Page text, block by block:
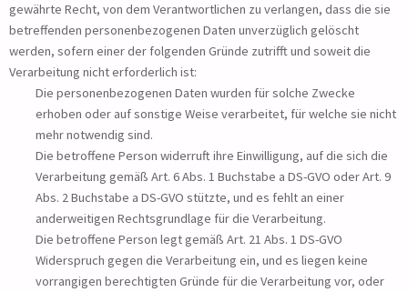
gewährte Recht, von dem Verantwortlichen zu verlangen, dass die sie
betreffenden personenbezogenen Daten unverzüglich gelöscht
werden, sofern einer der folgenden Gründe zutrifft und soweit die
Verarbeitung nicht erforderlich ist:
Die personenbezogenen Daten wurden für solche Zwecke
erhoben oder auf sonstige Weise verarbeitet, für welche sie nicht
mehr notwendig sind.
Die betroffene Person widerruft ihre Einwilligung, auf die sich die
Verarbeitung gemäß Art. 6 Abs. 1 Buchstabe a DS-GVO oder Art. 9
Abs. 2 Buchstabe a DS-GVO stützte, und es fehlt an einer
anderweitigen Rechtsgrundlage für die Verarbeitung.
Die betroffene Person legt gemäß Art. 21 Abs. 1 DS-GVO
Widerspruch gegen die Verarbeitung ein, und es liegen keine
vorrangigen berechtigten Gründe für die Verarbeitung vor, oder